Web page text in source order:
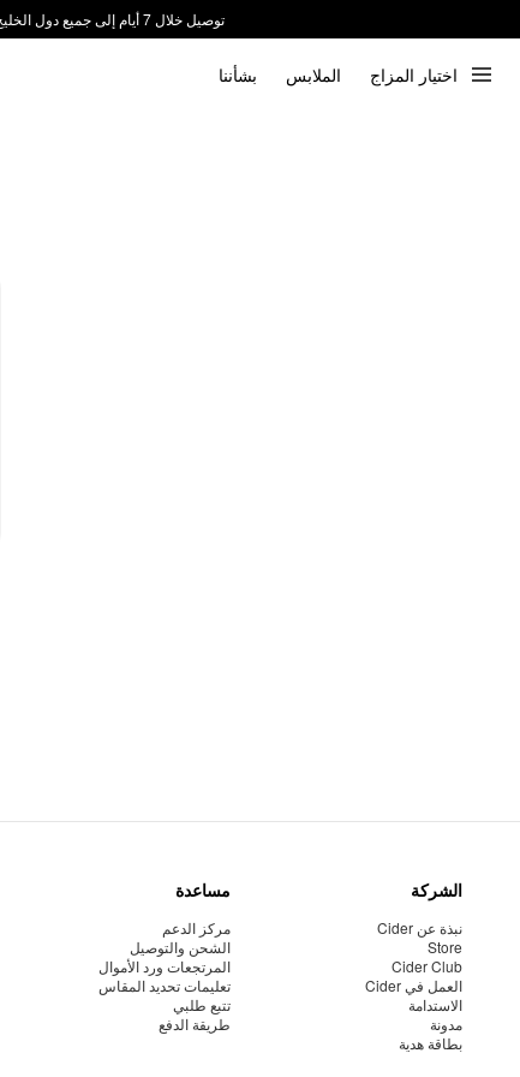
توصيل خلال 7 أيام إلى جميع دول الخليج
اختيار المزاج الملابس بشأننا
الشركة
نبذة عن Cider
Store
Cider Club
العمل في Cider
الاستدامة
مدونة
بطاقة هدية
مساعدة
مركز الدعم
الشحن والتوصيل
المرتجعات ورد الأموال
تعليمات تحديد المقاس
تتبع طلبي
طريقة الدفع